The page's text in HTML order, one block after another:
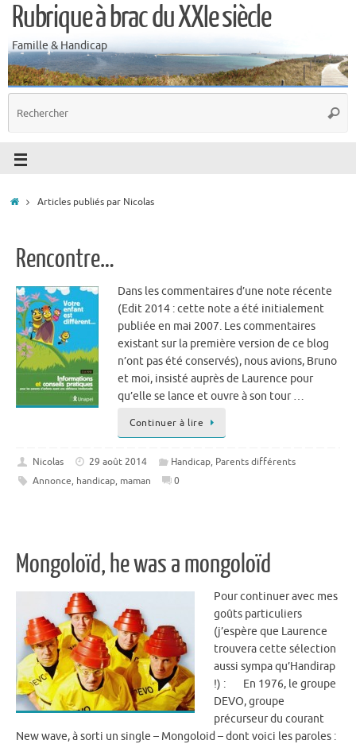
Rubrique à brac du XXIe siècle
Famille & Handicap
Articles publiés par Nicolas
Rencontre…
Dans les commentaires d’une note récente
(Edit 2014 : cette note a été initialement
publiée en mai 2007. Les commentaires
existant sur la première version de ce blog
n’ont pas été conservés), nous avions, Bruno
et moi, insisté auprès de Laurence pour
qu’elle se lance et ouvre à son tour …
Continuer à lire
Nicolas 29 août 2014 Handicap, Parents différents
Annonce, handicap, maman 0
Mongoloïd, he was a mongoloïd
Pour continuer avec mes
goûts particuliers
(j’espère que Laurence
trouvera cette sélection
aussi sympa qu’Handirap
!) : En 1976, le groupe
DEVO, groupe
précurseur du courant
New wave, à sorti un single – Mongoloid – dont voici les paroles :